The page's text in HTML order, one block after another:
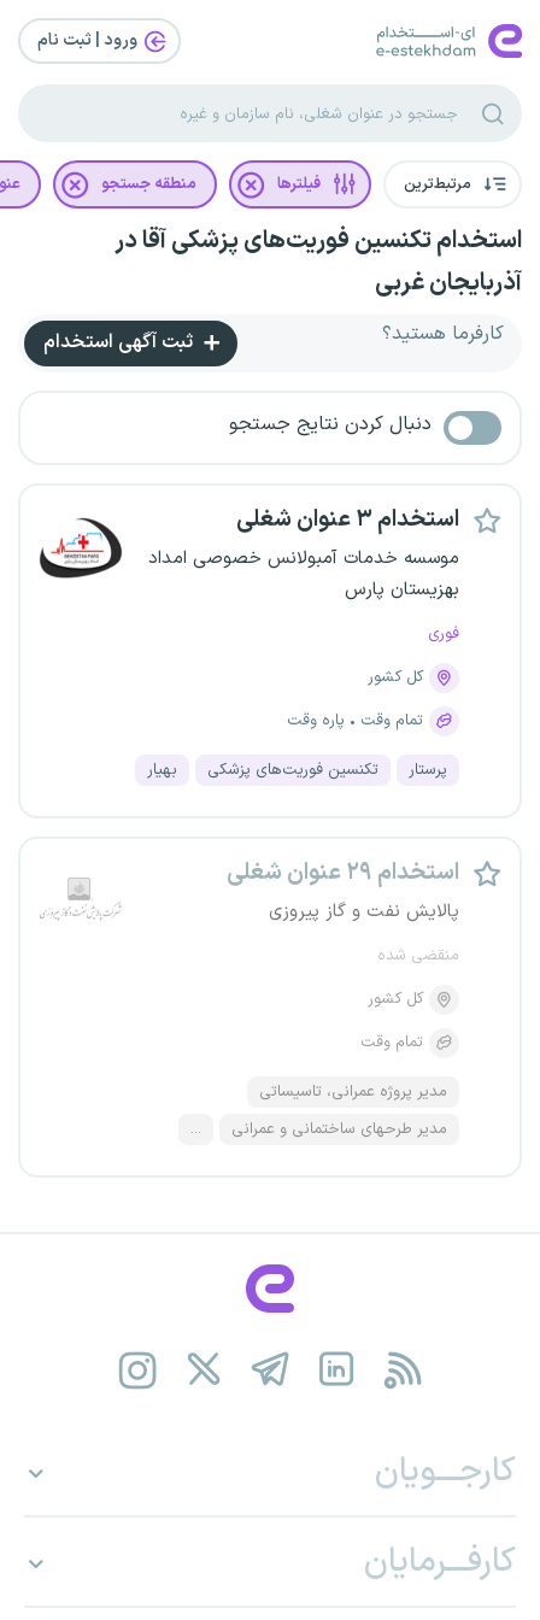
ورود | ثبت‌ نام
مرتبط‌ترین فیلترها منطقه جستجو
استخدام تکنسین فوریت‌های پزشکی آقا در
آذربایجان غربی
کارفرما هستید؟ ثبت آگهی استخدام
دنبال کردن نتایج جستجو
استخدام ۳ عنوان شغلی
موسسه خدمات آمبولانس خصوصی امداد
بهزیستان پارس
فوری
کل کشور
تمام وقت
پاره وقت
پرستار تکنسین فوریت‌های پزشکی بهیار
استخدام ۲۹ عنوان شغلی
پالایش نفت و گاز پیروزی
منقضی شده
کل کشور
تمام وقت
مدیر پروژه عمرانی، تاسیساتی
مدیر طرحهای ساختمانی و عمرانی
...
کارجـــویان
کارفـــرمایان